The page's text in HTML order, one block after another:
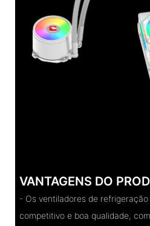
VANTAGENS DO
- Os ventiladores de refrigeração
competitivo e boa qualidade,